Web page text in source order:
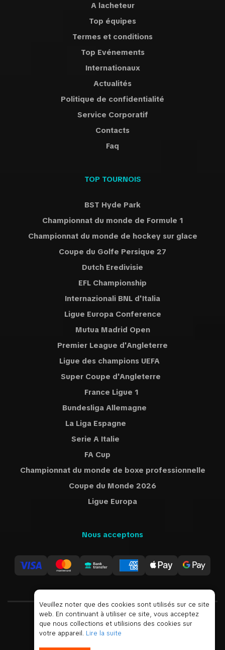
A lacheteur
Top équipes
Termes et conditions
Top Evénements
Internationaux
Actualités
Politique de confidentialité
Service Corporatif
Contacts
Faq
TOP TOURNOIS
BST Hyde Park
Championnat du monde de Formule 1
Championnat du monde de hockey sur glace
Coupe du Golfe Persique 27
Dutch Eredivisie
EFL Championship
Internazionali BNL d'Italia
Ligue Europa Conference
Mutua Madrid Open
Premier League d'Angleterre
Ligue des champions UEFA
Super Coupe d'Angleterre
France Ligue 1
Bundesliga Allemagne
La Liga Espagne
Serie A Italie
FA Cup
Championnat du monde de boxe professionnelle
Coupe du Monde 2026
Ligue Europa
Nous acceptons
USD
Veuillez noter que des cookies sont utilisés sur ce site
web. En continuant à utiliser ce site, vous acceptez
que nous collections et utilisions des cookies sur
votre appareil. Lire la suite